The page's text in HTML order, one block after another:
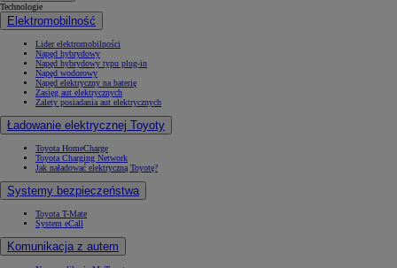
Technologie
Elektromobilność
Lider elektromobilności
Napęd hybrydowy
Napęd hybrydowy typu plug-in
Napęd wodorowy
Napęd elektryczny na baterię
Zasięg aut elektrycznych
Zalety posiadania aut elektrycznych
Ładowanie elektrycznej Toyoty
Toyota HomeCharge
Toyota Charging Network
Jak naładować elektryczną Toyotę?
Systemy bezpieczeństwa
Toyota T-Mate
System eCall
Komunikacja z autem